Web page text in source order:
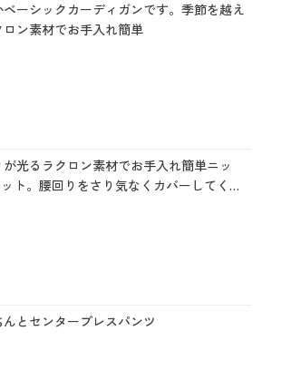
ーシックカーディガンです。季節を越え
ン素材でお手入れ簡単
光るラクロン素材でお手入れ簡単ニッ
ト。腰回りをさり気なくカバーしてくれ
とセンタープレスパンツ